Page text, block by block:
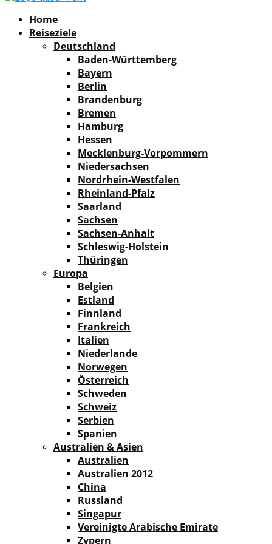
Home
Reiseziele
Deutschland
Baden-Württemberg
Bayern
Berlin
Brandenburg
Bremen
Hamburg
Hessen
Mecklenburg-Vorpommern
Niedersachsen
Nordrhein-Westfalen
Rheinland-Pfalz
Saarland
Sachsen
Sachsen-Anhalt
Schleswig-Holstein
Thüringen
Europa
Belgien
Estland
Finnland
Frankreich
Italien
Niederlande
Norwegen
Österreich
Schweden
Schweiz
Serbien
Spanien
Australien & Asien
Australien
Australien 2012
China
Russland
Singapur
Vereinigte Arabische Emirate
Zypern